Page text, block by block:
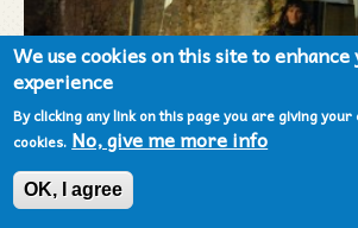
We use cookies on this site to enhance
experience
By clicking any link on this page you are giving
cookies. No, give me more info
OK, I agree